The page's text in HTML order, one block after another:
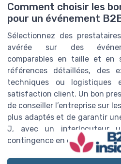
Comment choisir les
pour un événement
Sélectionnez des
avérée sur des
comparables en taille et en
références détaillées, des
techniques ou logistiques
satisfaction client. Un bon
de conseiller l’entreprise sur
plus adaptés et de garantir
J, avec un interlocuteur
contingence en cas d’imprévu.